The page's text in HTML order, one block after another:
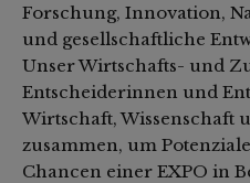
Forschung, Innovation,
und gesellschaftliche
Unser Wirtschafts- und
Entscheiderinnen und
Wirtschaft, Wissenschaft
zusammen, um
Chancen einer EXPO in